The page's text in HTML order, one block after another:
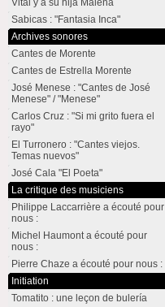
Vital y a su hija Malena
Sabicas : "Fantasia Inca"
Archives sonores
Cantes de Morente
Cantes de Estrella Morente
José Menese : "Cantes de José
Menese" / "Menese"
Carlos Cruz : "Si mi grito fuera el
rayo"
El Turronero : "Cantes viejos.
Temas nuevos"
José Cala "El Poeta"
La critique des musiciens
Philippe Laccarrière a écouté pour
nous :
Michel Haumont a écouté pour
nous :
Pierre Chaze a écouté pour nous :
Initiation
Tomatito : une leçon de bulería